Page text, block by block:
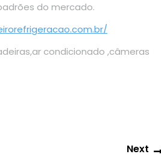
do mercado.
condicionado ,câmeras
Next